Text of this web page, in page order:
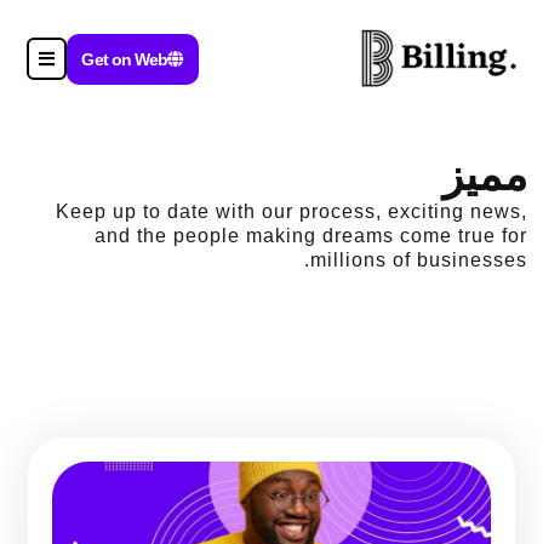
Get on Web
مميز
Keep up to date with our process, exciting news,
and the people making dreams come true for
millions of businesses.